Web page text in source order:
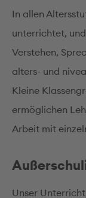
In allen
unterrichtet,
Verstehen,
alters- und
Kleine
ermöglichen
Arbeit mit
Unser